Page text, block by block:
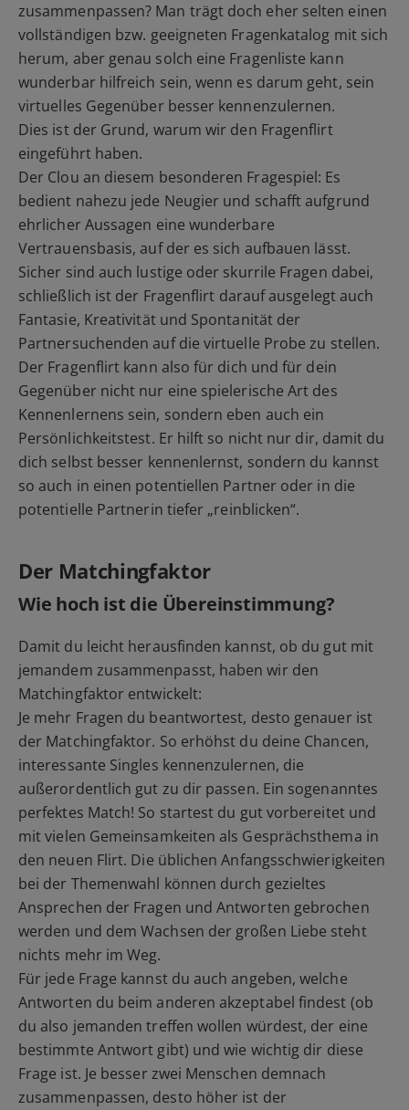
zusammenpassen? Man trägt doch eher selten einen
vollständigen bzw. geeigneten Fragenkatalog mit sich
herum, aber genau solch eine Fragenliste kann
wunderbar hilfreich sein, wenn es darum geht, sein
virtuelles Gegenüber besser kennenzulernen.
Dies ist der Grund, warum wir den Fragenflirt
eingeführt haben.
Der Clou an diesem besonderen Fragespiel: Es
bedient nahezu jede Neugier und schafft aufgrund
ehrlicher Aussagen eine wunderbare
Vertrauensbasis, auf der es sich aufbauen lässt.
Sicher sind auch lustige oder skurrile Fragen dabei,
schließlich ist der Fragenflirt darauf ausgelegt auch
Fantasie, Kreativität und Spontanität der
Partnersuchenden auf die virtuelle Probe zu stellen.
Der Fragenflirt kann also für dich und für dein
Gegenüber nicht nur eine spielerische Art des
Kennenlernens sein, sondern eben auch ein
Persönlichkeitstest. Er hilft so nicht nur dir, damit du
dich selbst besser kennenlernst, sondern du kannst
so auch in einen potentiellen Partner oder in die
potentielle Partnerin tiefer „reinblicken“.
Der Matchingfaktor
Wie hoch ist die Übereinstimmung?
Damit du leicht herausfinden kannst, ob du gut mit
jemandem zusammenpasst, haben wir den
Matchingfaktor entwickelt:
Je mehr Fragen du beantwortest, desto genauer ist
der Matchingfaktor. So erhöhst du deine Chancen,
interessante Singles kennenzulernen, die
außerordentlich gut zu dir passen. Ein sogenanntes
perfektes Match! So startest du gut vorbereitet und
mit vielen Gemeinsamkeiten als Gesprächsthema in
den neuen Flirt. Die üblichen Anfangsschwierigkeiten
bei der Themenwahl können durch gezieltes
Ansprechen der Fragen und Antworten gebrochen
werden und dem Wachsen der großen Liebe steht
nichts mehr im Weg.
Für jede Frage kannst du auch angeben, welche
Antworten du beim anderen akzeptabel findest (ob
du also jemanden treffen wollen würdest, der eine
bestimmte Antwort gibt) und wie wichtig dir diese
Frage ist. Je besser zwei Menschen demnach
zusammenpassen, desto höher ist der